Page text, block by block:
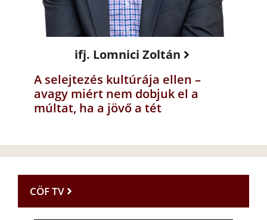
ifj. Lomnici Zoltán
A selejtezés kultúrája ellen –
avagy miért nem dobjuk el a
múltat, ha a jövő a tét
CÖF TV